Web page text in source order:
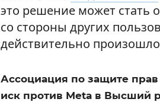
это решение может стать
со стороны других
действительно
Ассоциация по защите
иск против Meta в Высший